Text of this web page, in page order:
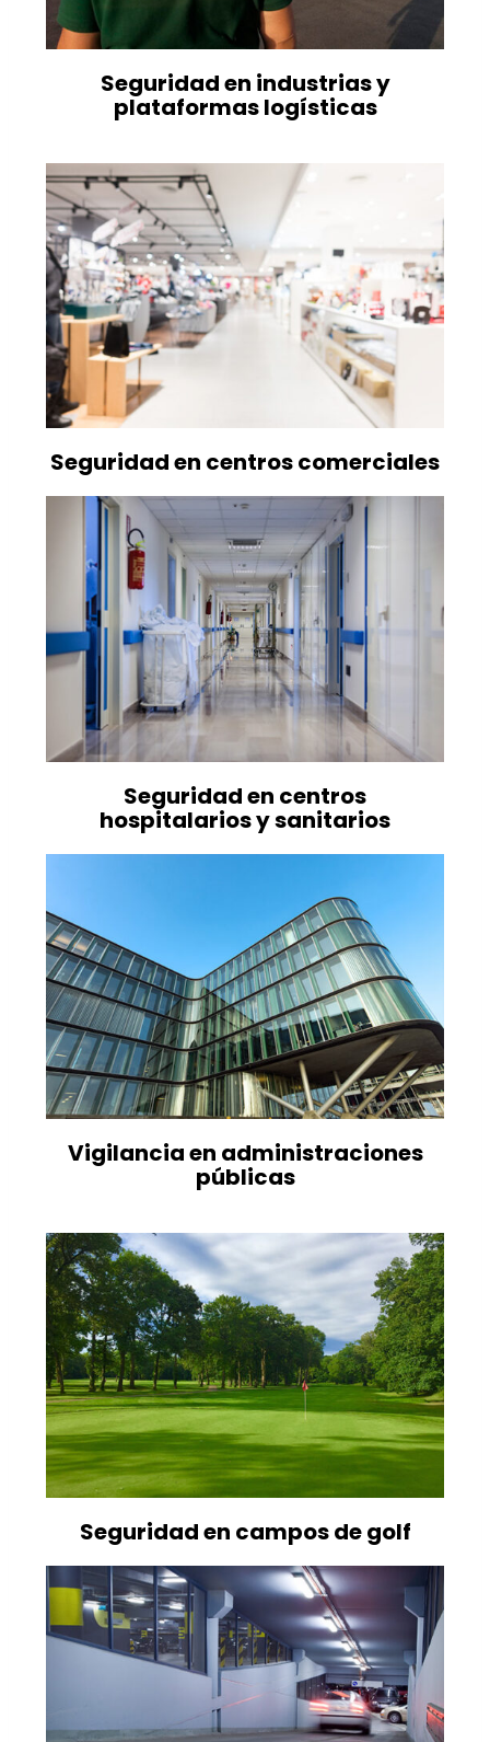
Seguridad en industrias y
plataformas logísticas
Seguridad en centros comerciales
Seguridad en centros
hospitalarios y sanitarios
Vigilancia en administraciones
públicas
Seguridad en campos de golf